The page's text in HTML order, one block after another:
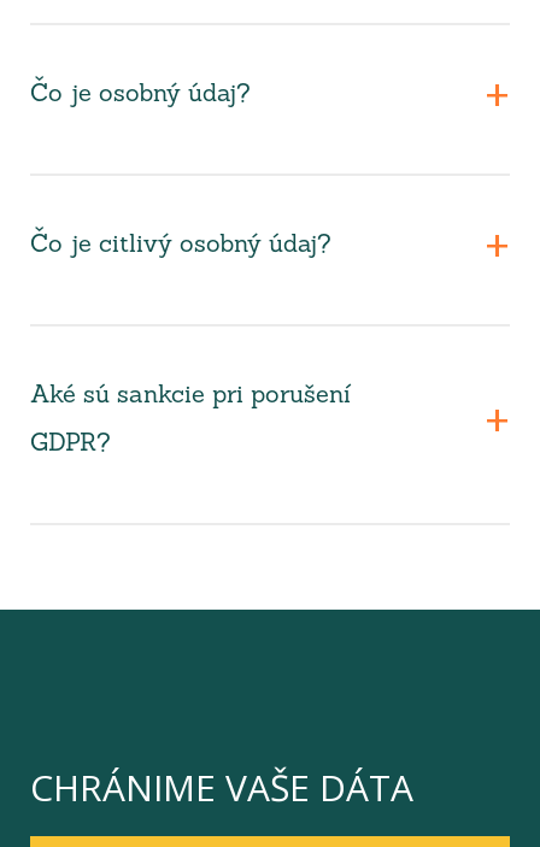
Čo je osobný údaj?
Čo je citlivý osobný údaj?
Aké sú sankcie pri porušení
GDPR?
CHRÁNIME VAŠE DÁTA